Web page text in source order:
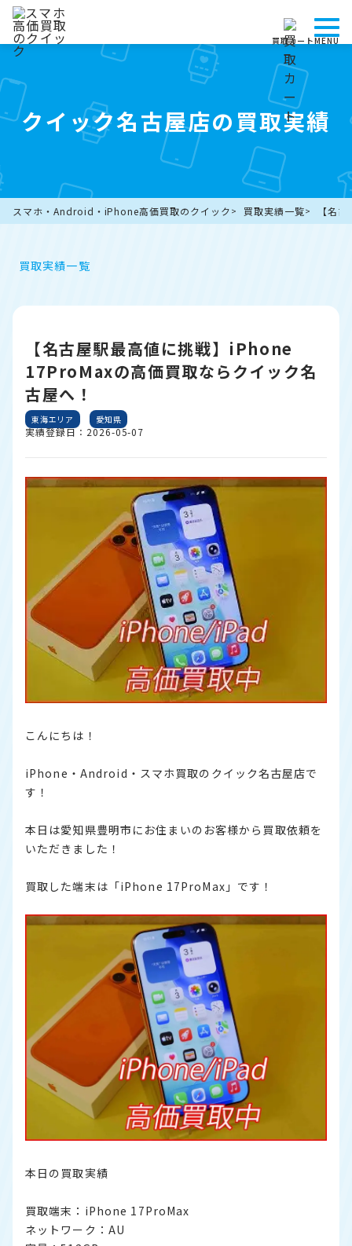
買取カートMENU
クイック名古屋店の買取実績
スマホ・Android・iPhone高価買取のクイック 買取実績一覧 【名
買取実績一覧
【名古屋駅最高値に挑戦】iPhone
17ProMaxの高価買取ならクイック名
古屋へ！
東海エリア 愛知県
実績登録日：2026-05-07
こんにちは！
iPhone・Android・スマホ買取のクイック名古屋店で
す！
本日は愛知県豊明市にお住まいのお客様から買取依頼を
いただきました！
買取した端末は「iPhone 17ProMax」です！
本日の買取実績
買取端末：iPhone 17ProMax
ネットワーク：AU